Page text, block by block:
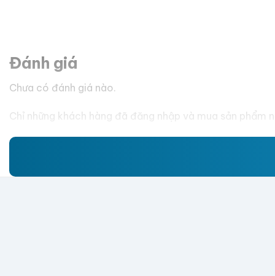
Đánh giá
Chưa có đánh giá nào.
Chỉ những khách hàng đã đăng nhập và mua sản phẩm